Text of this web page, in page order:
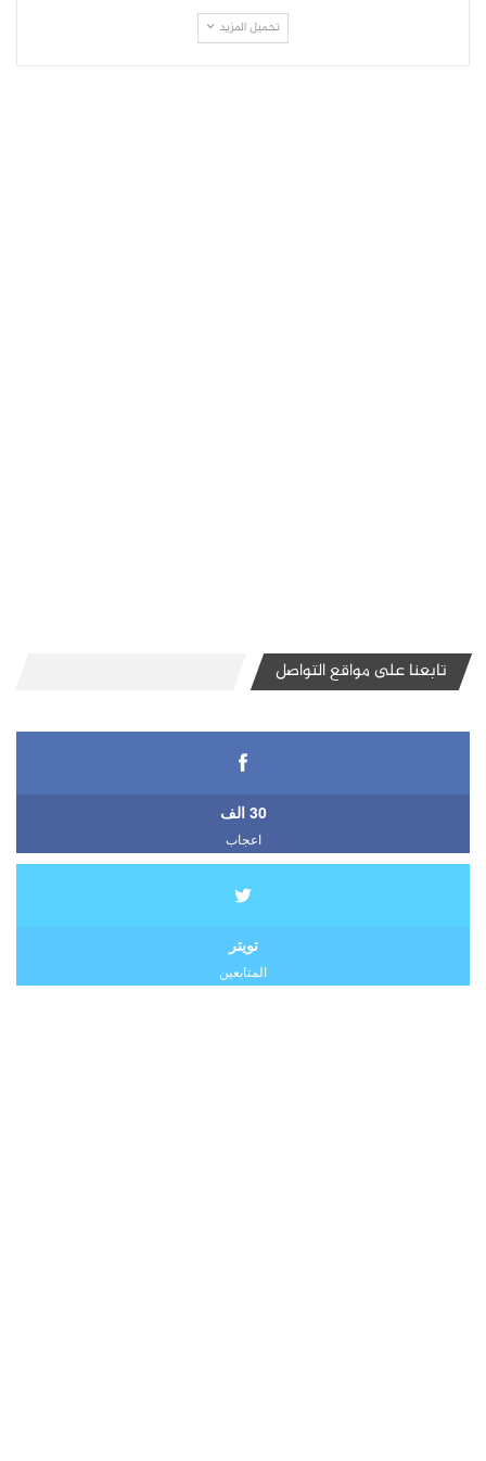
تحميل المزيد
تابعنا على مواقع التواصل
30 الف
اعجاب
تويتر
المتابعين